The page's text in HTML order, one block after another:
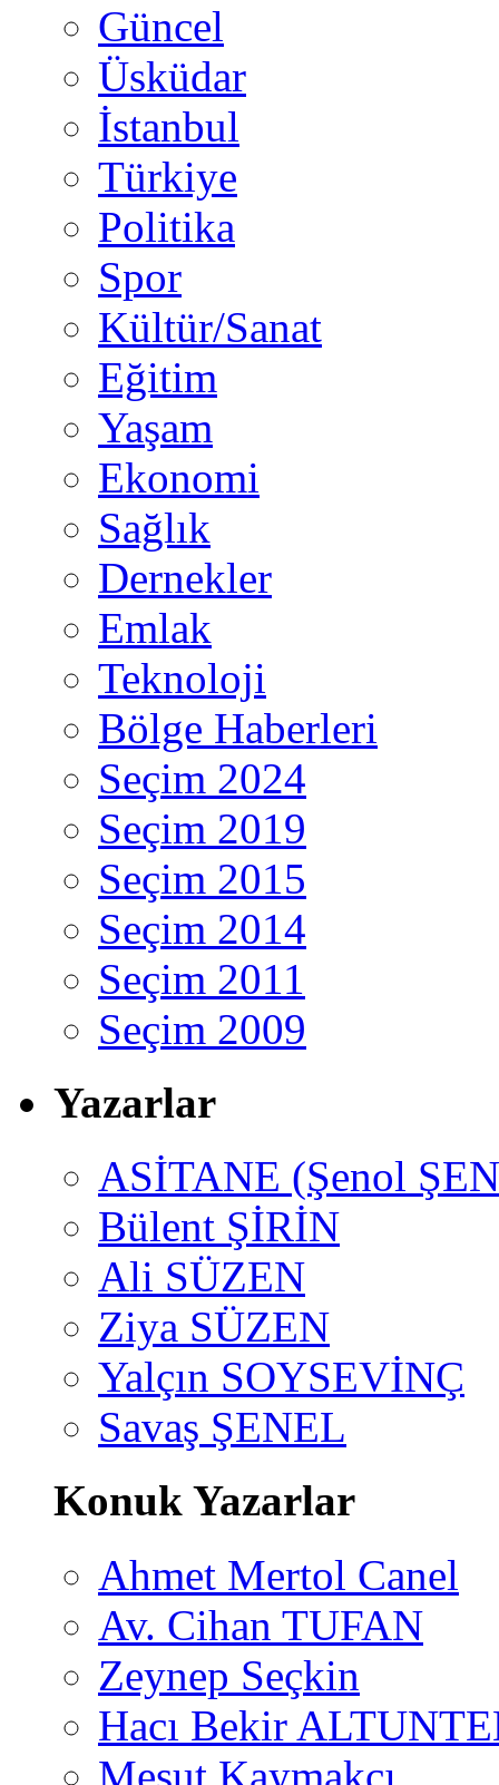
Güncel
Üsküdar
İstanbul
Türkiye
Politika
Spor
Kültür/Sanat
Eğitim
Yaşam
Ekonomi
Sağlık
Dernekler
Emlak
Teknoloji
Bölge Haberleri
Seçim 2024
Seçim 2019
Seçim 2015
Seçim 2014
Seçim 2011
Seçim 2009
Yazarlar
ASİTANE (Şenol
Bülent ŞİRİN
Ali SÜZEN
Ziya SÜZEN
Yalçın SOYSEVİNÇ
Savaş ŞENEL
Konuk Yazarlar
Ahmet Mertol Canel
Av. Cihan TUFAN
Zeynep Seçkin
Hacı Bekir
Mesut Kaymakçı